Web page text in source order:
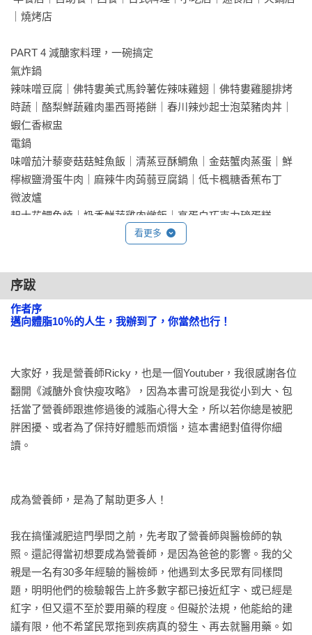
醣。
食原則！
⑥攻略直接用：直接帶你吃！10類選食原則＋實戰攻略、實戰
菜單全收錄！
⑦營養師專欄：專業分析！破解你減肥過程中最常有的迷思！
⑧減醣配運動：專門設計！最適合配減醣的輕健身、居家健
身、HIIT！收錄超過60分鐘的分解動作＋跟做影片！
⑨獨家收錄：減醣族必備3大營養克數比例表！
【有感推薦】
人氣健身部落客　 May Liu
健身＆料理部落客　 Michelle （Stay Fit with Mi ）
時尚彩妝師＆ KAIBEAUTY 品牌創辦人　 小凱老師
健身教練　 亞藍
知名演員 　謝承均
對比照與故事分享，證實他的方式絕對有效！」
——人氣健身部落客 May Liu
「胖是宿命！但瘦是一種選擇！
不要再編織謊言安慰胖子了，可以瘦下來的話沒人想要變胖！
著，而美麗健康追根究柢其實就一個關鍵字～瘦！這本書從最
你怎麼動！是一個非常有系統有計劃的工具書，透過Ricky超強
的專業知識和經驗，陪伴著我們大家一起找回健美體態，期許
消滅地表上所有的小胖們～」
——時尚彩妝師 KAIBEAUTY 品牌創辦人 小凱老師
「記得三年前開始健身的時候一直沒有效果⋯⋯朋友輾轉介紹
｜燒烤店
PART 4 減醣家料理，一碗搞定
氣炸鍋
辣味噌豆腐｜佛特婁美式馬鈴薯佐辣味雞翅｜佛特婁雞腿排烤
時蔬｜酪梨鮮蔬雞肉墨西哥捲餅｜春川辣炒起士泡菜豬肉丼｜
蝦仁香椒盅
電鍋
味噌茄汁藜麥菇菇鮭魚飯｜清蒸豆酥鯛魚｜金菇蟹肉蒸蛋｜鮮
檸椒鹽滑蛋牛肉｜麻辣牛肉蒟蒻豆腐鍋｜低卡楓糖香蕉布丁
微波爐
起士花鯛魚燒｜奶香鮮蔬雞肉燉飯｜高蛋白巧克力磅蛋糕
從今天開始，堅持就能減肥！
5組手臂運動，告別掰掰袖！
站姿二頭彎舉｜單臂三頭彎舉｜側平舉｜俯身屈臂伸｜手臂轉
圈
練
不說不知道，辦公室瘦腿運動！
股四頭伸展｜後抬腿｜靜止深蹲｜小腿提踵｜翹臀圈開腿
PART 6 有效增肌！居家健身
伏地挺身｜彈力帶夾胸｜側平舉｜彈力帶肩推｜彈力帶划船｜
30分鐘鍛鍊下半身＋核心運動
深蹲｜深蹲側抬腿｜青蛙肢臀推｜側跨步｜手伸直分腿蹲｜硬
舉｜登山爬｜高平板點肩膀
PART 7 快速減脂，HIIT體態訓練超有效！
一週90分鐘，打造你的完美體態！
看更多
序跋
作者序
邁向體脂10％的人生，我辦到了，你當然也行！
大家好，我是營養師Ricky，也是一個Youtuber，我很感謝各位
翻開《減醣外食快瘦攻略》，因為本書可說是我從小到大、包
括當了營養師跟進修過後的減脂心得大全，所以若你總是被肥
胖困擾、或者為了保持好體態而煩惱，這本書絕對值得你細
讀。
成為營養師，是為了幫助更多人！
我在搞懂減肥這門學問之前，先考取了營養師與醫檢師的執
照。還記得當初想要成為營養師，是因為爸爸的影響。我的父
親是一名有30多年經驗的醫檢師，他遇到太多民眾有同樣問
題，明明他們的檢驗報告上許多數字都已接近紅字、或已經是
紅字，但又還不至於要用藥的程度。但礙於法規，他能給的建
議有限，他不希望民眾拖到疾病真的發生、再去就醫用藥。如